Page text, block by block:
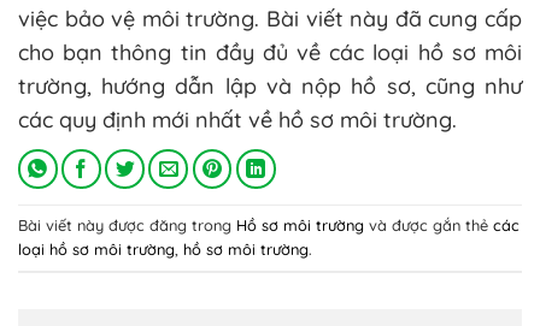
việc bảo vệ môi trường. Bài viết này đã cung cấp
cho bạn thông tin đầy đủ về các loại hồ sơ môi
trường, hướng dẫn lập và nộp hồ sơ, cũng như
các quy định mới nhất về hồ sơ môi trường.
Bài viết này được đăng trong Hồ sơ môi trường và được gắn thẻ các
loại hồ sơ môi trường, hồ sơ môi trường.